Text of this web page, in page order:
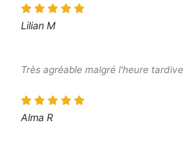
Lilian M
Très agréable malgré l'heure tardive
Alma R